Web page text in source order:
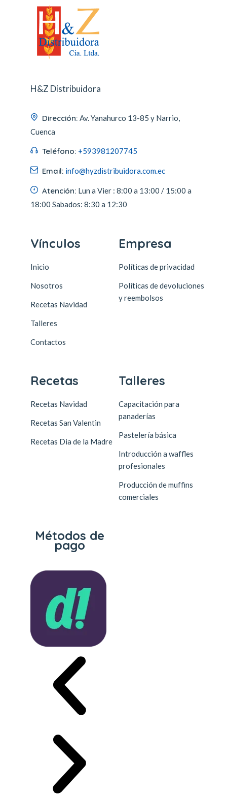
H&Z Distribuidora
Dirección: Av. Yanahurco 13-85 y Narrio,
Cuenca
Teléfono: +593981207745
Email: info@hyzdistribuidora.com.ec
Atención: Lun a Vier : 8:00 a 13:00 / 15:00 a
18:00 Sabados: 8:30 a 12:30
Vínculos
Inicio
Nosotros
Recetas Navidad
Talleres
Contactos
Empresa
Políticas de privacidad
Políticas de devoluciones
y reembolsos
Recetas
Recetas Navidad
Recetas San Valentin
Recetas Dia de la Madre
Talleres
Capacitación para
panaderías
Pastelería básica
Introducción a waffles
profesionales
Producción de muffins
comerciales
Métodos de
pago